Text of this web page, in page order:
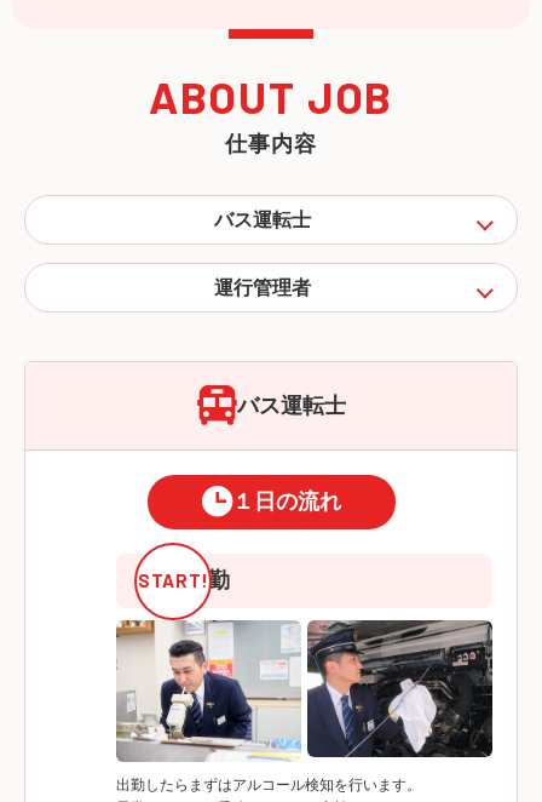
ABOUT JOB
仕事内容
バス運転士
運行管理者
バス運転士
１日の流れ
8:20出勤
出勤したらまずはアルコール検知を行います。